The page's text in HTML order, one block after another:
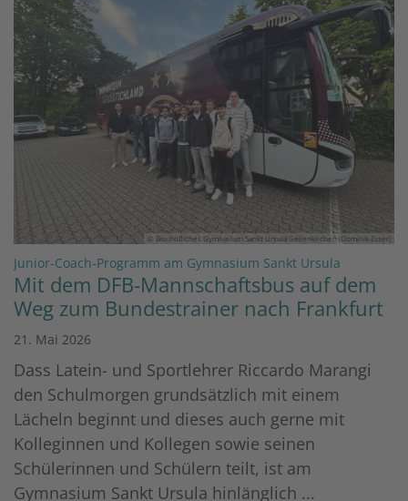
© Bischöfliches Gymnasium Sankt Ursula Geilenkirchen (Dominik Esser)
Junior-Coach-Programm am Gymnasium Sankt Ursula
Mit dem DFB-Mannschaftsbus auf dem
Weg zum Bundestrainer nach Frankfurt
21. Mai 2026
Dass Latein- und Sportlehrer Riccardo Marangi
den Schulmorgen grundsätzlich mit einem
Lächeln beginnt und dieses auch gerne mit
Kolleginnen und Kollegen sowie seinen
Schülerinnen und Schülern teilt, ist am
Gymnasium Sankt Ursula hinlänglich ...